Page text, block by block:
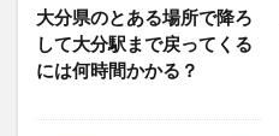
大分県のとある場所で降ろ
して大分駅まで戻ってくる
には何時間かかる？